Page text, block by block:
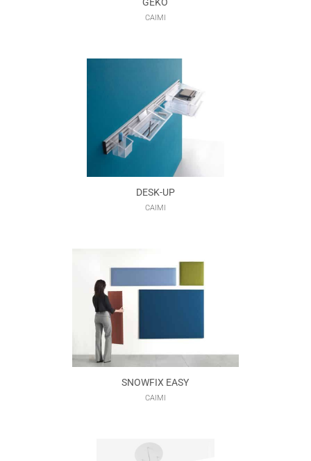
CAIMI
DESK-UP
CAIMI
SNOWFIX EASY
CAIMI